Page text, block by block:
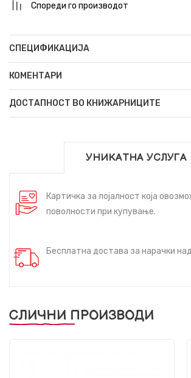
Спореди го производот
СПЕЦИФИКАЦИЈА
КОМЕНТАРИ
ДОСТАПНОСТ ВО КНИЖАРНИЦИТЕ
УНИКАТНА УСЛУГА
Картичка за лојалност која
поволности при купување.
Бесплатна достава за нарачки
СЛИЧНИ ПРОИЗВОДИ